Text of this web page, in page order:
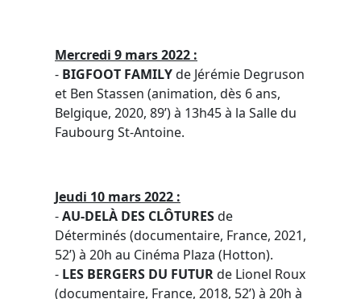
Mercredi 9 mars 2022 :
- BIGFOOT FAMILYde Jérémie Degruson
et Ben Stassen (animation, dès 6 ans,
Belgique, 2020, 89’) à 13h45 à la Salle du
Faubourg St-Antoine.
Jeudi 10 mars 2022 :
-AU-DELÀ DES CLÔTURESde
Déterminés (documentaire, France, 2021,
52’) à 20h au Cinéma Plaza (Hotton).
- LES BERGERS DU FUTURde Lionel Roux
(documentaire, France, 2018, 52’) à 20h à